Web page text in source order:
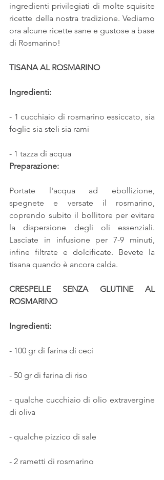
ingredienti privilegiati di molte squisite
ricette della nostra tradizione. Vediamo
ora alcune ricette sane e gustose a base
di Rosmarino!
TISANA AL ROSMARINO
Ingredienti:
- 1 cucchiaio di rosmarino essiccato, sia
foglie sia steli sia rami
- 1 tazza di acqua
Preparazione:
Portate l'acqua ad ebollizione,
spegnete e versate il rosmarino,
coprendo subito il bollitore per evitare
la dispersione degli oli essenziali.
Lasciate in infusione per 7-9 minuti,
infine filtrate e dolcificate. Bevete la
tisana quando è ancora calda.
CRESPELLE SENZA GLUTINE AL
ROSMARINO
Ingredienti:
- 100 gr di farina di ceci
- 50 gr di farina di riso
- qualche cucchiaio di olio extravergine
di oliva
- qualche pizzico di sale
- 2 rametti di rosmarino